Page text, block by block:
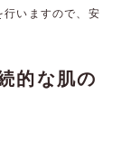
いますので、安
的な肌の